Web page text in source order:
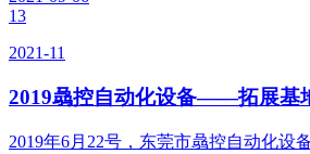
13
2021-11
2019骉控自动化设备——拓展基
2019年6月22号，东莞市骉控自动化设